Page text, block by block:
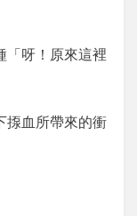
「呀！原來這裡
揼血所帶來的衝